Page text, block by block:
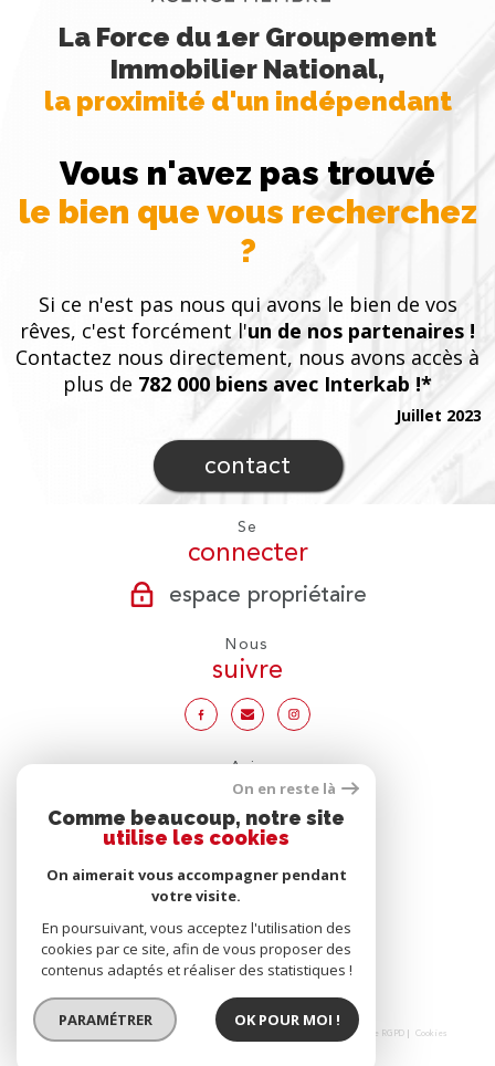
La Force du 1er Groupement
Immobilier National,
la proximité d'un indépendant
Vous n'avez pas trouvé
le bien que vous recherchez
?
Si ce n'est pas nous qui avons le bien de vos
rêves, c'est forcément l'un de nos partenaires !
Contactez nous directement, nous avons accès à
plus de 782 000 biens avec Interkab !*
contact
Juillet 2023
Se
connecter
espace propriétaire
Nous
suivre
Avis
clients
Nous
adhérons
© 2026 | Tous droits réservés | Traduction powered by Google |
Mentions légales Politique RGPD Cookies
On en reste là
Comme beaucoup, notre site
utilise les cookies
On aimerait vous accompagner pendant
votre visite.
En poursuivant, vous acceptez l'utilisation des
cookies par ce site, afin de vous proposer des
contenus adaptés et réaliser des statistiques !
PARAMÉTRER OK POUR MOI !